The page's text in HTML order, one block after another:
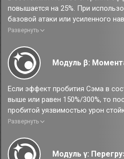
повышается на 25%. При
базовой атаки или усиленного
в состояние пробития
срабатывает максимум 3 раза за
Полное сгорания.
Развернуть
Модуль β:
Если эффект пробития Сэма в
выше или равен 150%/300%, то
пробитой уязвимостью урон
преобразуется в 100%/150% урона
Развернуть
Модуль γ: